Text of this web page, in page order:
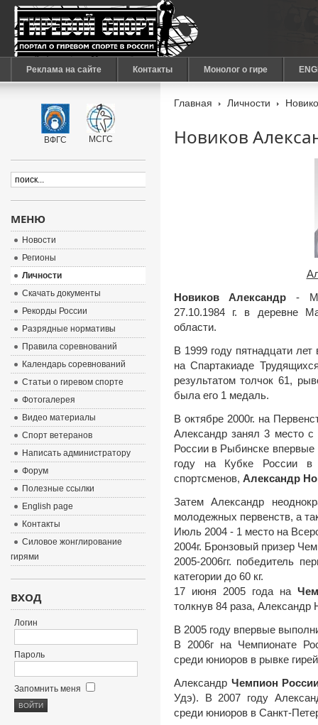
Реклама на сайте Контакты Монолог о гире
Главная Личности
Новиков
Новиков Александр -
27.10.1984 г. в деревне
области.
В 1999 году пятнадцати
на Спартакиаде
результатом толчок 61,
была его 1 медаль.
В октябре 2000г. на
Александр занял 3 место
России в Рыбинске
году на Кубке России в
спортсменов, Александр
Затем Александр
молодежных первенств, а
Июль 2004 - 1 место на
2004г. Бронзовый призер
2005-2006гг. победитель
категории до 60 кг.
17 июня 2005 года на
толкнув 84 раза, Александр
В 2005 году впервые
В 2006г на Чемпионате
среди юниоров в рывке
Александр Чемпион
Удэ). В 2007 году
среди юниоров в Санкт-
ВФГС МСГС
МЕНЮ
Новости
Регионы
Личности
Скачать документы
Рекорды России
Разрядные нормативы
Правила соревнований
Календарь соревнований
Статьи о гиревом спорте
Фотогалерея
Видео материалы
Спорт ветеранов
Написать администратору
Форум
Полезные ссылки
English page
Контакты
Силовое жонглирование
гирями
ВХОД
Логин
Пароль
Запомнить меня